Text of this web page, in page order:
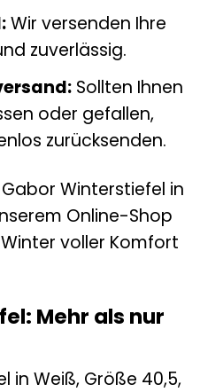
Wir versenden Ihre
zuverlässig.
Sollten Ihnen
oder gefallen,
zurücksenden.
Winterstiefel in
Online-Shop
voller Komfort
Mehr als nur
in Weiß, Größe 40,5,